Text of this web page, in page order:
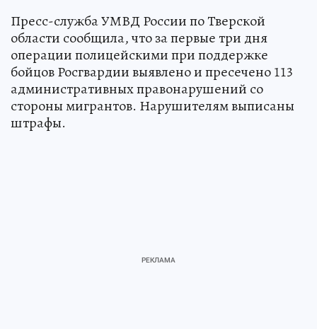
Пресс-служба УМВД России по Тверской
области сообщила, что за первые три дня
операции полицейскими при поддержке
бойцов Росгвардии выявлено и пресечено 113
административных правонарушений со
стороны мигрантов. Нарушителям выписаны
штрафы.